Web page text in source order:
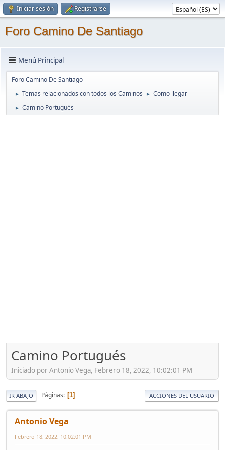
Iniciar sesión Registrarse
Foro Camino De Santiago
Menú Principal
Foro Camino De Santiago
► Temas relacionados con todos los Caminos ► Como llegar
► Camino Portugués
Camino Portugués
Iniciado por Antonio Vega, Febrero 18, 2022, 10:02:01 PM
IR ABAJO Páginas 1 ACCIONES DEL USUARIO
Antonio Vega
Febrero 18, 2022, 10:02:01 PM